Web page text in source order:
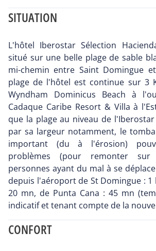
SITUATION
L'hôtel Iberostar Sélection
situé sur une belle plage de sable
mi-chemin entre Saint Domingue
plage de l'hôtel est continue sur 3
Wyndham Dominicus Beach à
Cadaque Caribe Resort & Villa à
que la plage au niveau de
par sa largeur notamment, le
important (du à l'érosion)
problèmes (pour remonter
personnes ayant du mal à se
depuis l'aéroport de St Domingue : 1
20 mn, de Punta Cana : 45 mn
indicatif et tenant compte de la
CONFORT